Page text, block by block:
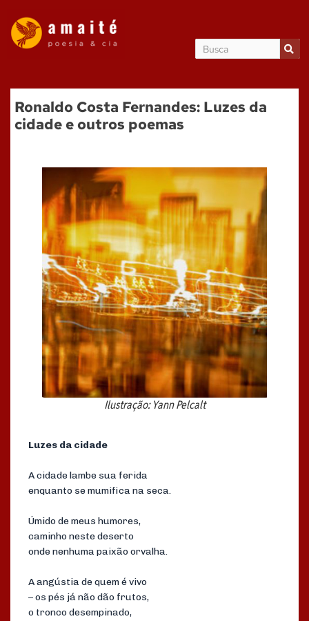
Ronaldo Costa Fernandes: Luzes da
cidade e outros poemas
Ilustração: Yann Pelcalt
Luzes da cidade
A cidade lambe sua ferida
enquanto se mumifica na seca.
Úmido de meus humores,
caminho neste deserto
onde nenhuma paixão orvalha.
A angústia de quem é vivo
– os pés já não dão frutos,
o tronco desempinado,